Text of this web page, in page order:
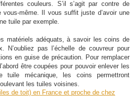
couleurs. S’il s’agit par contre de
même. Il vous suffit juste d’avoir une
tuile par exemple.
matériels adéquats, à savoir les coins de
pas l’échelle de couvreur pour
en guise de précaution. Pour remplacer
être coupées pour pouvoir enlever les
tuile mécanique, les coins permettront
les tuiles voisines.
de toit) en France et proche de chez